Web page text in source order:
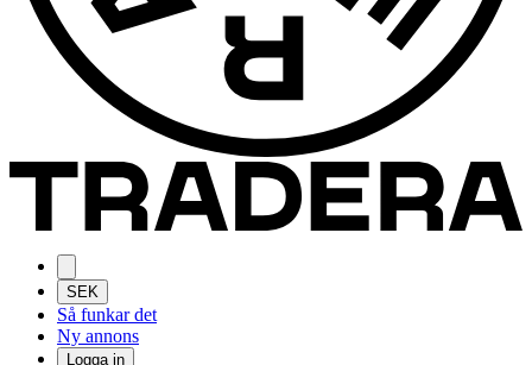
SEK
Så funkar det
Ny annons
Logga in